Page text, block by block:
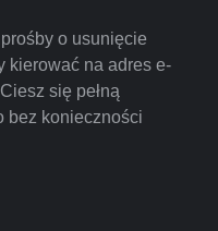
o usunięcie
kierować na adres e-
się pełną
bez konieczności